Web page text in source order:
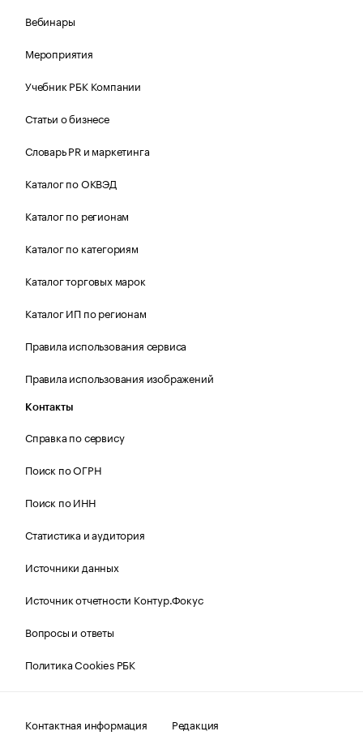
Вебинары
Мероприятия
Учебник РБК Компании
Статьи о бизнесе
Словарь PR и маркетинга
Каталог по ОКВЭД
Каталог по регионам
Каталог по категориям
Каталог торговых марок
Каталог ИП по регионам
Правила использования сервиса
Правила использования изображений
Контакты
Справка по сервису
Поиск по ОГРН
Поиск по ИНН
Статистика и аудитория
Источники данных
Источник отчетности Контур.Фокус
Вопросы и ответы
Политика Cookies РБК
Контактная информация Редакция